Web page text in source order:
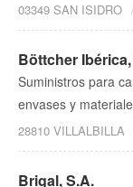
03349 SAN ISIDRO
Böttcher
Suministros para
envases y
28810 VILLALBILLA
Brigal, S.A.